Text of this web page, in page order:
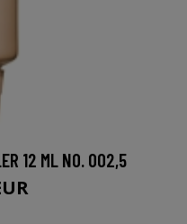
12 ML NO. 002,5